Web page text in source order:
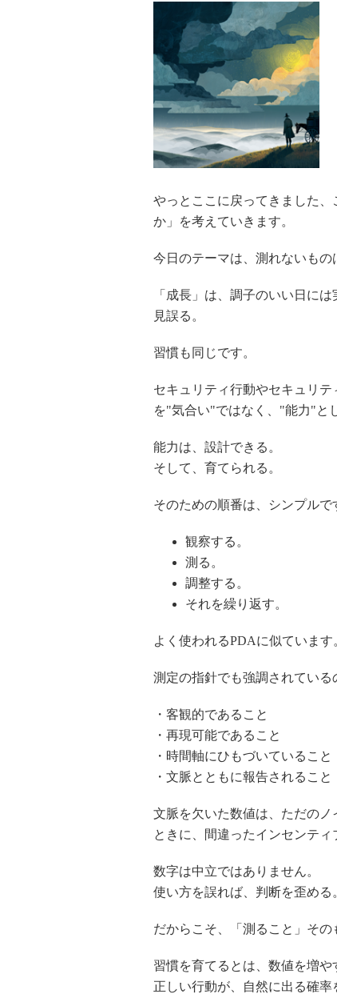
やっとここに戻ってきました
か」を考えていきます。
今日のテーマは、測れないもの
「成長」は、調子のいい日に
見誤る。
習慣も同じです。
セキュリティ行動やセキュリ
を"気合い"ではなく、"能力"と
能力は、設計できる。
そして、育てられる。
そのための順番は、シンプルで
観察する。
測る。
調整する。
それを繰り返す。
よく使われるPDAに似ていま
測定の指針でも強調されている
・客観的であること
・再現可能であること
・時間軸にひもづいていること
・文脈とともに報告されること
文脈を欠いた数値は、ただのノ
ときに、間違ったインセンティ
数字は中立ではありません。
使い方を誤れば、判断を歪める
だからこそ、「測ること」その
習慣を育てるとは、数値を増や
正しい行動が、自然に出る確率